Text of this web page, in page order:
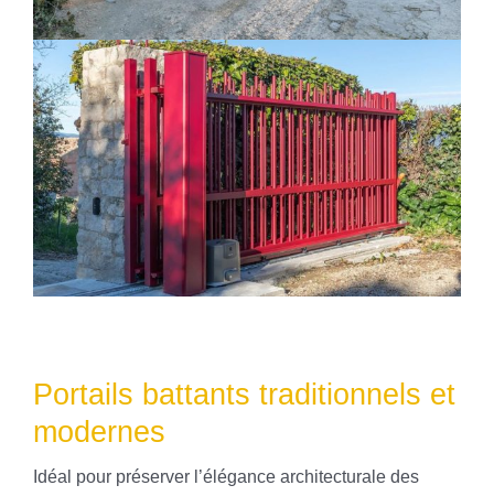
Portails battants traditionnels et
modernes
Idéal pour préserver l’élégance architecturale des